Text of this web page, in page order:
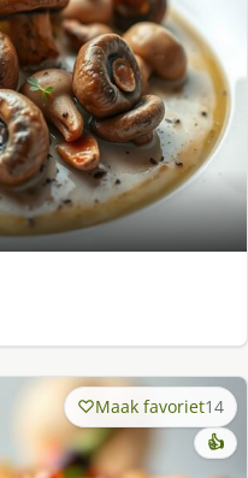
Maak favoriet14
👍